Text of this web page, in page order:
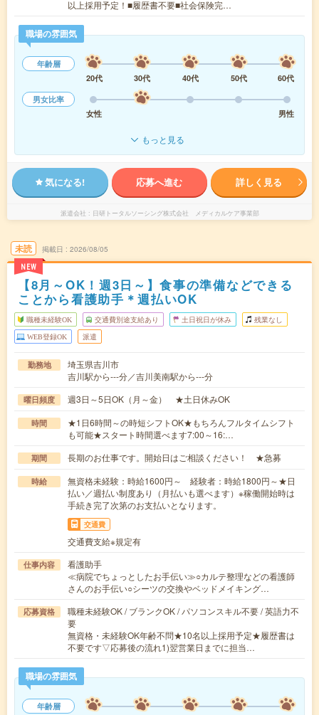
以上採用予定！■履歴書不要■社会保険完…
職場の雰囲気
年齢層
20代
30代 40代 50代
60代
男女比率
女性
男性
もっと見る
気になる! 応募へ進む 詳しく見る
派遣会社 日研トータルソーシング株式会社 メディカルケア事業部
未読
NEW
掲載日 2026/08/05
【8月～OK！週3日～】食事の準備などできる
ことから看護助手＊週払いOK
職種未経験OK 交通費別途支給あり 土日祝日が休み 残業なし
WEB登録OK 派遣
勤務地
埼玉県吉川市
吉川駅から---分／吉川美南駅から---分
曜日頻度 週3日～5日OK（月～金） ★土日休みOK
時間
★1日6時間～の時短シフトOK★もちろんフルタイムシフト
も可能★スタート時間選べます7:00～16:…
期間 長期のお仕事です。開始日はご相談ください！ ★急募
時給
無資格未経験：時給1600円～ 経験者：時給1800円～★日
払い／週払い制度あり（月払いも選べます）※稼働開始時は
手続き完了次第のお支払いとなります。
交通費
交通費支給※規定有
仕事内容
看護助手
≪病院でちょっとしたお手伝い≫○カルテ整理などの看護師
さんのお手伝い○シーツの交換やベッドメイキング…
応募資格
職種未経験OK / ブランクOK / パソコンスキル不要 / 英語力不
要
無資格・未経験OK年齢不問★10名以上採用予定★履歴書は
不要です▽応募後の流れ1)翌営業日までに担当…
職場の雰囲気
年齢層